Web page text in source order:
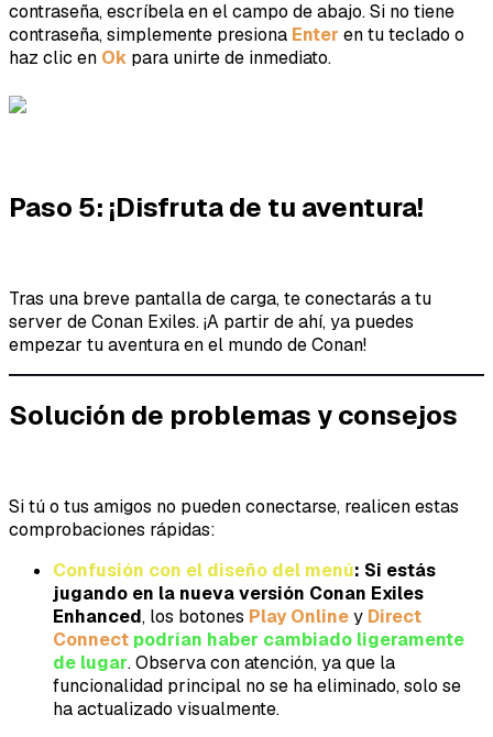
contraseña, escríbela en el campo de abajo. Si no tiene
contraseña, simplemente presiona Enter en tu teclado o
haz clic en Ok para unirte de inmediato.
Paso 5: ¡Disfruta de tu aventura!
Tras una breve pantalla de carga, te conectarás a tu
server de Conan Exiles. ¡A partir de ahí, ya puedes
empezar tu aventura en el mundo de Conan!
Solución de problemas y consejos
Si tú o tus amigos no pueden conectarse, realicen estas
comprobaciones rápidas:
Confusión con el diseño del menú: Si estás
jugando en la nueva versión Conan Exiles
Enhanced, los botones Play Onliney Direct
Connect podrían haber cambiado ligeramente
de lugar. Observa con atención, ya que la
funcionalidad principal no se ha eliminado, solo se
ha actualizado visualmente.